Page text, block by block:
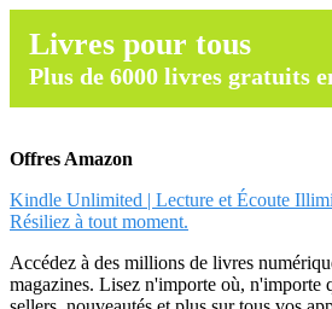
Livres pour tous
Plus de 6000 livres gratuits
Offres Amazon
Kindle Unlimited | Lecture et Écoute
Résiliez à tout moment.
Accédez à des millions de livres
magazines. Lisez n'importe où, n'importe